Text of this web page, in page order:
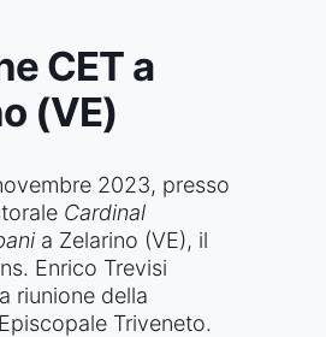
CET a
(VE)
2023, presso
Cardinal
a Zelarino (VE), il
Enrico Trevisi
riunione della
Triveneto.